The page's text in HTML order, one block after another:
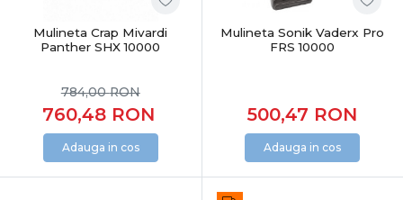
Mulineta Crap Mivardi
Panther SHX 10000
760,48 RON
784,00RON
Adauga in cos
Mulineta Sonik Vaderx Pro
FRS 10000
500,47 RON
Adauga in cos